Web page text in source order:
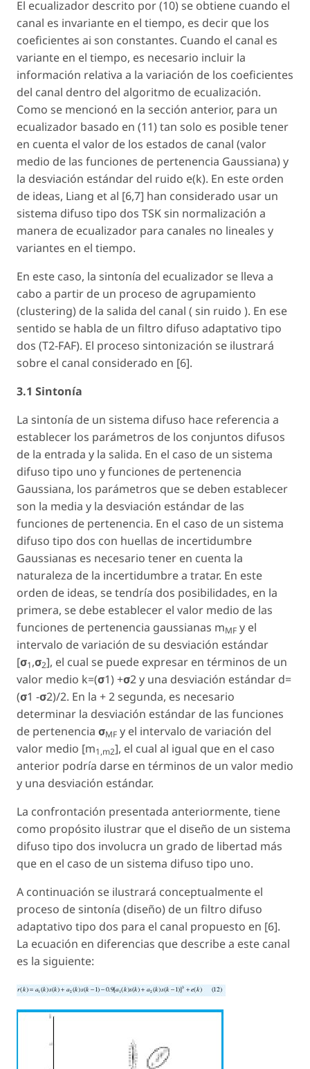
El ecualizador descrito por (10) se obtiene cuando el
canal es invariante en el tiempo, es decir que los
coeficientes ai son constantes. Cuando el canal es
variante en el tiempo, es necesario incluir la
información relativa a la variación de los coeficientes
del canal dentro del algoritmo de ecualización.
Como se mencionó en la sección anterior, para un
ecualizador basado en (11) tan solo es posible tener
en cuenta el valor de los estados de canal (valor
medio de las funciones de pertenencia Gaussiana) y
la desviación estándar del ruido e(k). En este orden
de ideas, Liang et al [6,7] han considerado usar un
sistema difuso tipo dos TSK sin normalización a
manera de ecualizador para canales no lineales y
variantes en el tiempo.
En este caso, la sintonía del ecualizador se lleva a
cabo a partir de un proceso de agrupamiento
(clustering) de la salida del canal ( sin ruido ). En ese
sentido se habla de un filtro difuso adaptativo tipo
dos (T2-FAF). El proceso sintonización se ilustrará
sobre el canal considerado en [6].
3.1 Sintonía
La sintonía de un sistema difuso hace referencia a
establecer los parámetros de los conjuntos difusos
de la entrada y la salida. En el caso de un sistema
difuso tipo uno y funciones de pertenencia
Gaussiana, los parámetros que se deben establecer
son la media y la desviación estándar de las
funciones de pertenencia. En el caso de un sistema
difuso tipo dos con huellas de incertidumbre
Gaussianas es necesario tener en cuenta la
naturaleza de la incertidumbre a tratar. En este
orden de ideas, se tendría dos posibilidades, en la
primera, se debe establecer el valor medio de las
funciones de pertenencia gaussianas mMF y el
intervalo de variación de su desviación estándar
[σ1,σ2], el cual se puede expresar en términos de un
valor medio k=(σ1) +σ2 y una desviación estándar d=
(σ1 -σ2)/2. En la + 2 segunda, es necesario
determinar la desviación estándar de las funciones
de pertenencia σMF y el intervalo de variación del
valor medio [m1,m2], el cual al igual que en el caso
anterior podría darse en términos de un valor medio
y una desviación estándar.
La confrontación presentada anteriormente, tiene
como propósito ilustrar que el diseño de un sistema
difuso tipo dos involucra un grado de libertad más
que en el caso de un sistema difuso tipo uno.
A continuación se ilustrará conceptualmente el
proceso de sintonía (diseño) de un filtro difuso
adaptativo tipo dos para el canal propuesto en [6].
La ecuación en diferencias que describe a este canal
es la siguiente: